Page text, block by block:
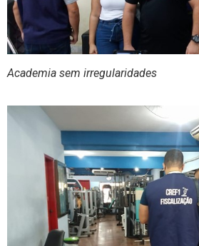
Academia sem irregularidades